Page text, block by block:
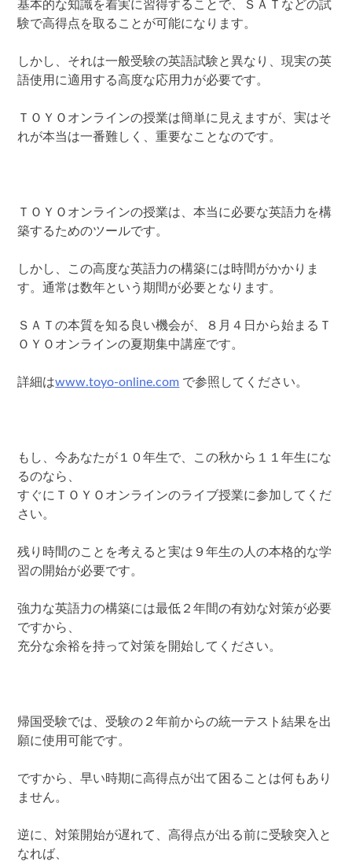
基本的な知識を着実に習得することで、ＳＡＴなどの試
験で高得点を取ることが可能になります。
しかし、それは一般受験の英語試験と異なり、現実の英
語使用に適用する高度な応用力が必要です。
ＴＯＹＯオンラインの授業は簡単に見えますが、実はそ
れが本当は一番難しく、重要なことなのです。
ＴＯＹＯオンラインの授業は、本当に必要な英語力を構
築するためのツールです。
しかし、この高度な英語力の構築には時間がかかりま
す。通常は数年という期間が必要となります。
ＳＡＴの本質を知る良い機会が、８月４日から始まるＴ
ＯＹＯオンラインの夏期集中講座です。
詳細はwww.toyo-online.com で参照してください。
もし、今あなたが１０年生で、この秋から１１年生にな
るのなら、
すぐにＴＯＹＯオンラインのライブ授業に参加してくだ
さい。
残り時間のことを考えると実は９年生の人の本格的な学
習の開始が必要です。
強力な英語力の構築には最低２年間の有効な対策が必要
ですから、
充分な余裕を持って対策を開始してください。
帰国受験では、受験の２年前からの統一テスト結果を出
願に使用可能です。
ですから、早い時期に高得点が出て困ることは何もあり
ません。
逆に、対策開始が遅れて、高得点が出る前に受験突入と
なれば、